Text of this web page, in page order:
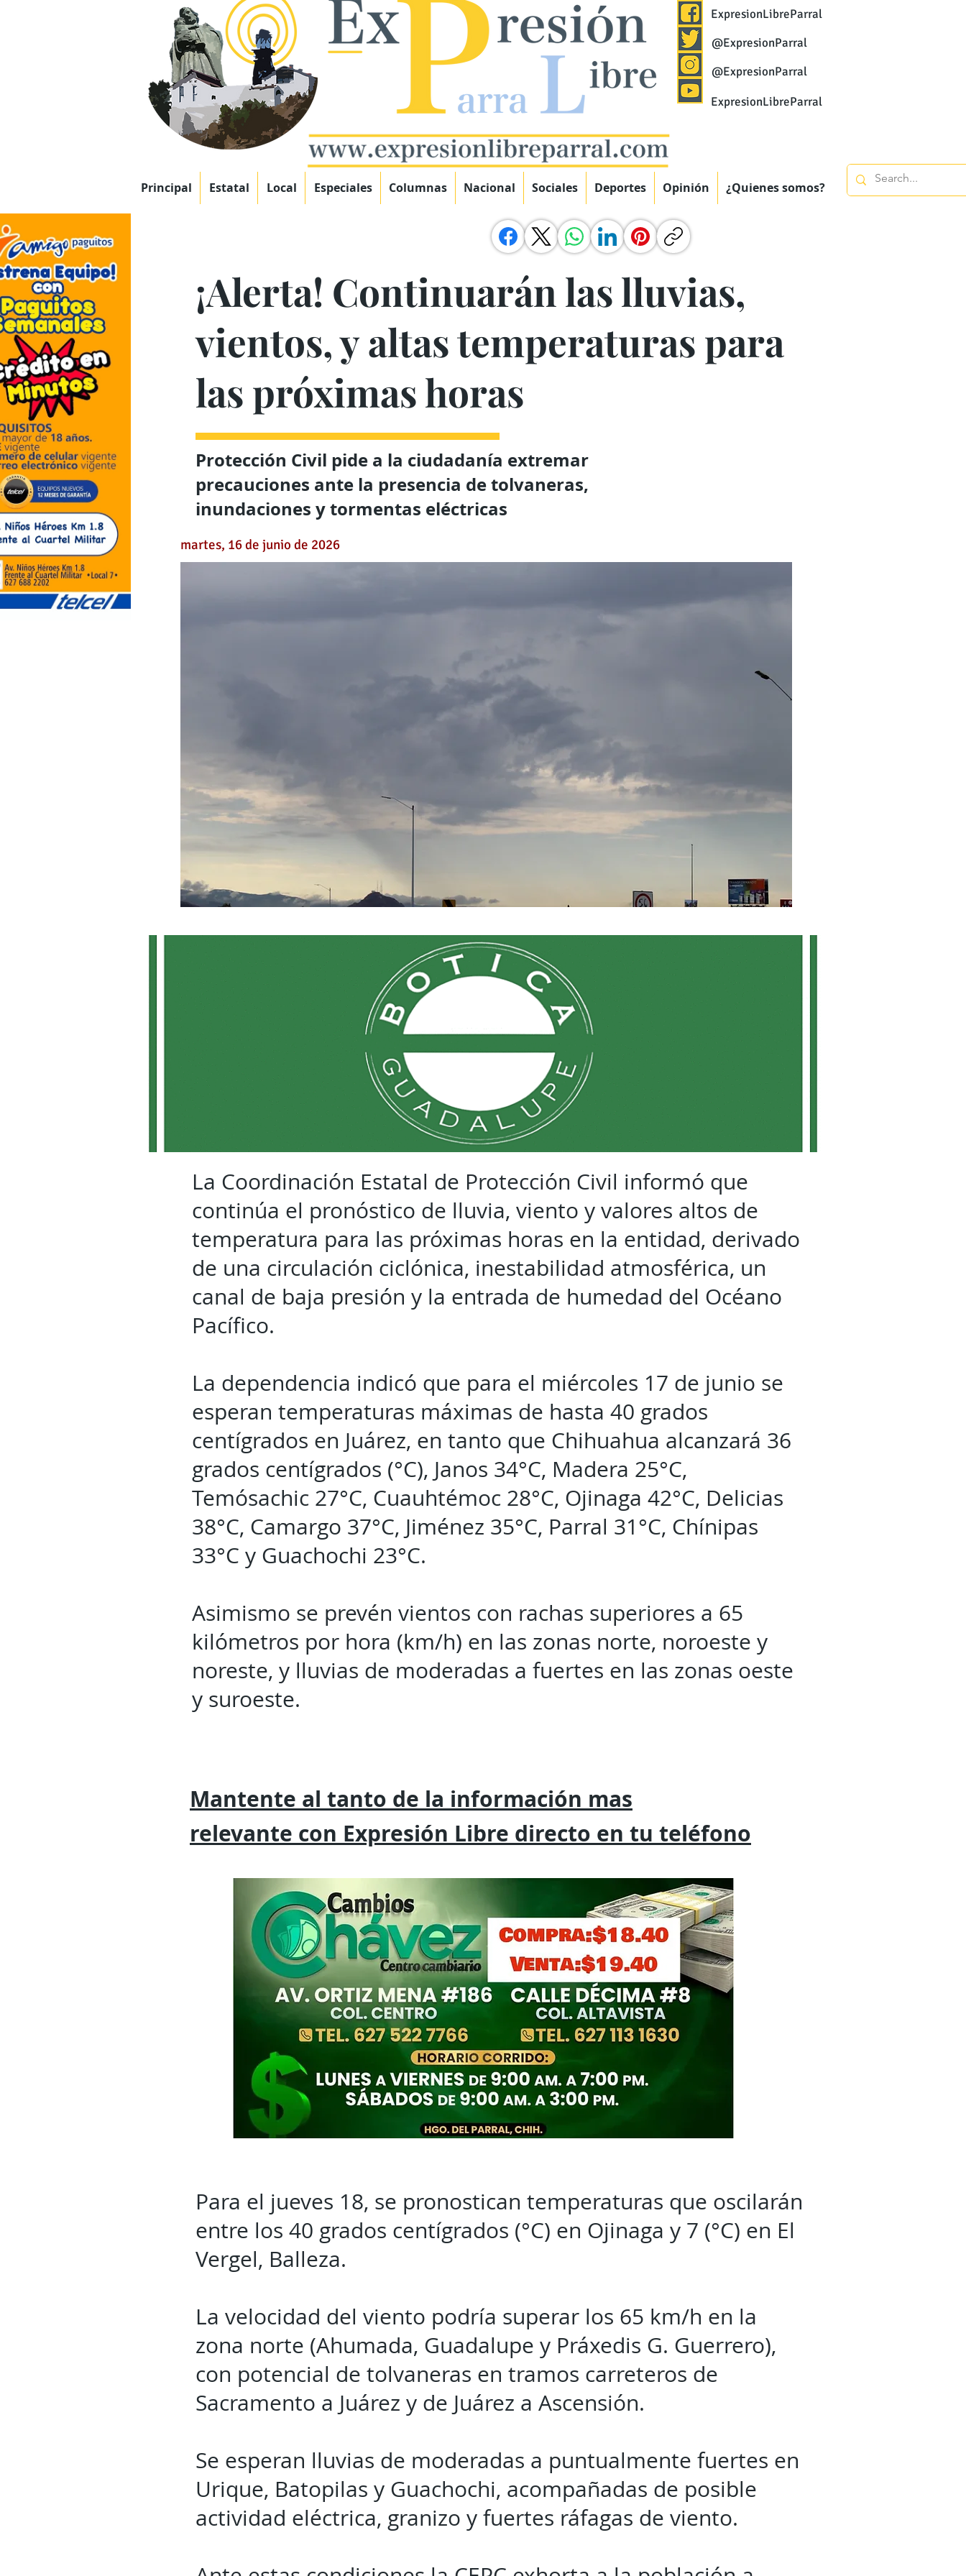
ExpresionLibreParral
@ExpresionParral
@ExpresionParral
ExpresionLibreParral
Principal Estatal Local Especiales Columnas Nacional Sociales Deportes Opinión ¿Quienes somos?
¡Alerta! Continuarán las lluvias,
vientos, y altas temperaturas para
las próximas horas
Protección Civil pide a la ciudadanía extremar
precauciones ante la presencia de tolvaneras,
inundaciones y tormentas eléctricas
martes, 16 de junio de 2026
La Coordinación Estatal de Protección Civil informó que
continúa el pronóstico de lluvia, viento y valores altos de
temperatura para las próximas horas en la entidad, derivado
de una circulación ciclónica, inestabilidad atmosférica, un
canal de baja presión y la entrada de humedad del Océano
Pacífico.
La dependencia indicó que para el miércoles 17 de junio se
esperan temperaturas máximas de hasta 40 grados
centígrados en Juárez, en tanto que Chihuahua alcanzará 36
grados centígrados (°C), Janos 34°C, Madera 25°C,
Temósachic 27°C, Cuauhtémoc 28°C, Ojinaga 42°C, Delicias
38°C, Camargo 37°C, Jiménez 35°C, Parral 31°C, Chínipas
33°C y Guachochi 23°C.
Asimismo se prevén vientos con rachas superiores a 65
kilómetros por hora (km/h) en las zonas norte, noroeste y
noreste, y lluvias de moderadas a fuertes en las zonas oeste
y suroeste.
Mantente al tanto de la información mas
relevante con Expresión Libre directo en tu teléfono
Para el jueves 18, se pronostican temperaturas que oscilarán
entre los 40 grados centígrados (°C) en Ojinaga y 7 (°C) en El
Vergel, Balleza.
La velocidad del viento podría superar los 65 km/h en la
zona norte (Ahumada, Guadalupe y Práxedis G. Guerrero),
con potencial de tolvaneras en tramos carreteros de
Sacramento a Juárez y de Juárez a Ascensión.
Se esperan lluvias de moderadas a puntualmente fuertes en
Urique, Batopilas y Guachochi, acompañadas de posible
actividad eléctrica, granizo y fuertes ráfagas de viento.